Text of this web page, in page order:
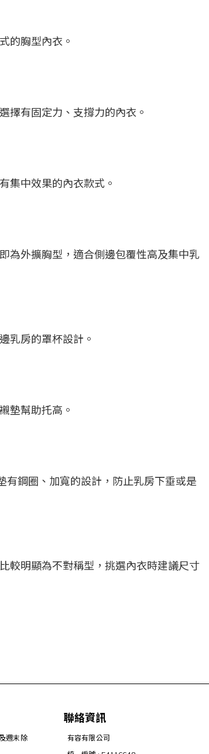
的胸型內衣。
擇有固定力、支撐力的內衣。
集中效果的內衣款式。
為外擴胸型，適合側邊包覆性高及集中乳
乳房的罩杯設計。
墊幫助托高。
鋼圈、加寬的設計，防止乳房下垂或是
較明顯為不對稱型，挑選內衣時建議尺寸
週末除
聯絡資訊
有容有限公司